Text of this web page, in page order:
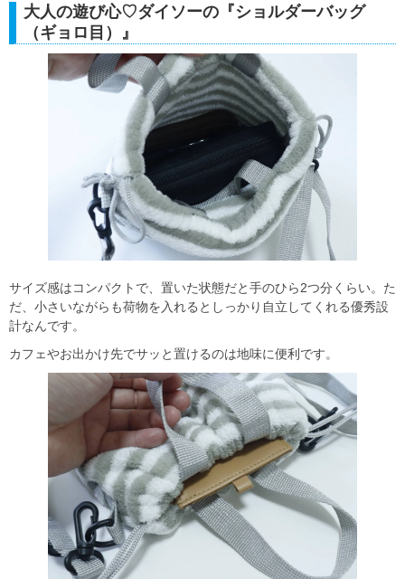
大人の遊び心♡ダイソーの『ショルダーバッグ
（ギョロ目）』
サイズ感はコンパクトで、置いた状態だと手のひら2つ分くらい。た
だ、小さいながらも荷物を入れるとしっかり自立してくれる優秀設
計なんです。
カフェやお出かけ先でサッと置けるのは地味に便利です。